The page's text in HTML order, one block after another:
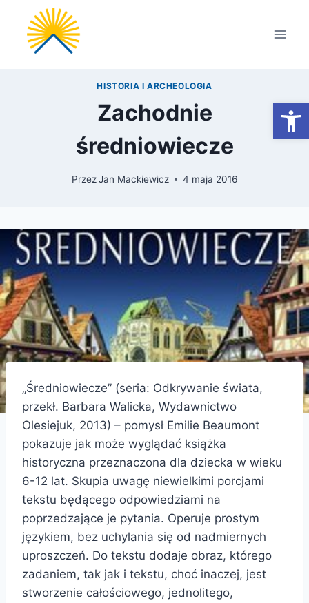
Przejdź
treści
HISTORIA I ARCHEOLOGIA
Zachodnie
średniowiecze
PrzezJan Mackiewicz 4 maja 2016
„Średniowiecze” (seria: Odkrywanie świata,
przekł. Barbara Walicka, Wydawnictwo
Olesiejuk, 2013) – pomysł Emilie Beaumont
pokazuje jak może wyglądać książka
historyczna przeznaczona dla dziecka w wieku
6-12 lat. Skupia uwagę niewielkimi porcjami
tekstu będącego odpowiedziami na
poprzedzające je pytania. Operuje prostym
językiem, bez uchylania się od nadmiernych
uproszczeń. Do tekstu dodaje obraz, którego
zadaniem, tak jak i tekstu, choć inaczej, jest
stworzenie całościowego, jednolitego,